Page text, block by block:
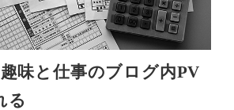
味と仕事のブログ内PV
る